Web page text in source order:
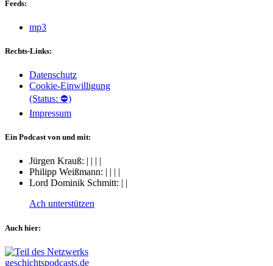
Feeds:
mp3
Rechts-Links:
Datenschutz
Cookie-Einwilligung
(Status: ⛔)
Impressum
Ein Podcast von und mit:
Jürgen Krauß: | | | |
Philipp Weißmann: | | | |
Lord Dominik Schmitt: | |
Ach unterstützen
Auch hier: